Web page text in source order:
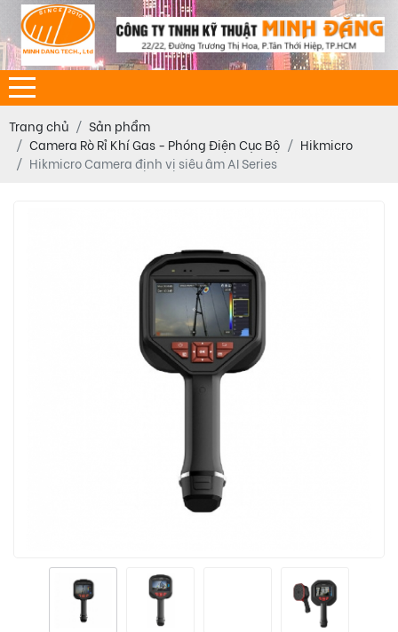
Trang chủ
Sản phẩm
Camera Rò Rỉ Khí Gas - Phóng Điện Cục Bộ
Hikmicro
Hikmicro Camera định vị siêu âm AI Series